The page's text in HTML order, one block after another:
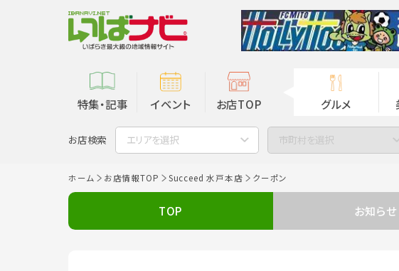
特集・記事 イベント お店TOP グルメ
お店検索 エリアを選択 市町村を選択
ホーム お店情報TOP Succeed 水戸本店 クーポン
TOP お知らせ